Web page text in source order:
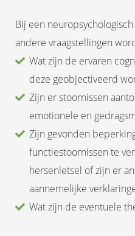
Bij een
andere vraagstellingen
Wat zijn de ervaren
deze geobjectiveerd
Zijn er stoornissen
emotionele en
Zijn gevonden
functiestoornissen te
hersenletsel of zijn er
aannemelijke
Wat zijn de eventuele